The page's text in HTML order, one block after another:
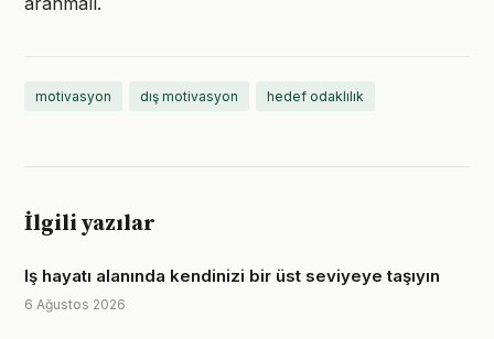
motivasyon dış motivasyon hedef odaklılık
İlgili yazılar
Iş hayatı alanında kendinizi bir üst seviyeye taşıyın
6 Ağustos 2026